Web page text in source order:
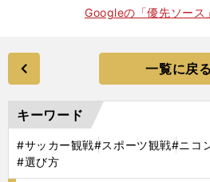
Googleの「優先ソース
一覧に戻る
キーワード
#サッカー観戦#スポーツ観戦#ニコ
#選び方